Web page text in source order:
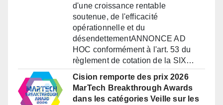
d'une croissance rentable
soutenue, de l'efficacité
opérationnelle et du
désendettementANNONCE AD
HOC conformément à l'art. 53 du
règlement de cotation de la SIX…
Cision remporte des prix 2026
MarTech Breakthrough Awards
dans les catégories Veille sur les